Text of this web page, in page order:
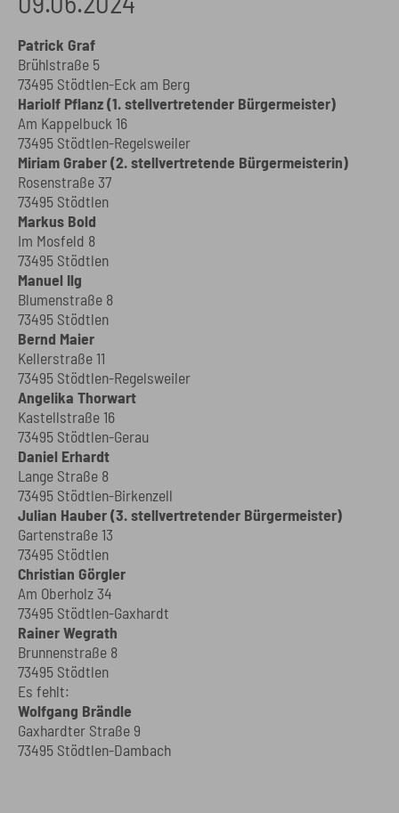
Patrick Graf
Brühlstraße 5
73495 Stödtlen-Eck am Berg
Hariolf Pflanz (1. stellvertretender Bürgermeister)
Am Kappelbuck 16
73495 Stödtlen-Regelsweiler
Miriam Graber (2. stellvertretende Bürgermeisterin)
Rosenstraße 37
73495 Stödtlen
Markus Bold
Im Mosfeld 8
73495 Stödtlen
Manuel Ilg
Blumenstraße 8
73495 Stödtlen
Bernd Maier
Kellerstraße 11
73495 Stödtlen-Regelsweiler
Angelika Thorwart
Kastellstraße 16
73495 Stödtlen-Gerau
Daniel Erhardt
Lange Straße 8
73495 Stödtlen-Birkenzell
Julian Hauber (3. stellvertretender Bürgermeister)
Gartenstraße 13
73495 Stödtlen
Christian Görgler
Am Oberholz 34
73495 Stödtlen-Gaxhardt
Rainer Wegrath
Brunnenstraße 8
73495 Stödtlen
Es fehlt:
Wolfgang Brändle
Gaxhardter Straße 9
73495 Stödtlen-Dambach